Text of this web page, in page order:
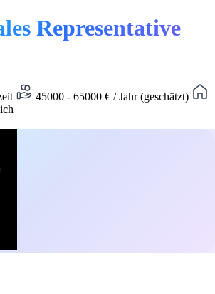
Representative
45000 - 65000 € / Jahr (geschätzt)